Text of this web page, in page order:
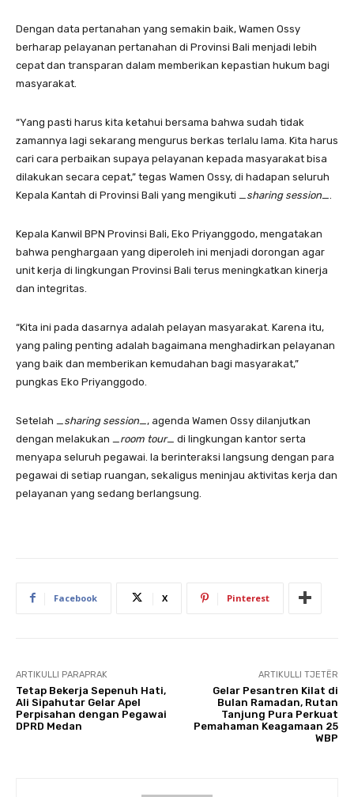
Dengan data pertanahan yang semakin baik, Wamen Ossy
berharap pelayanan pertanahan di Provinsi Bali menjadi lebih
cepat dan transparan dalam memberikan kepastian hukum bagi
masyarakat.
“Yang pasti harus kita ketahui bersama bahwa sudah tidak
zamannya lagi sekarang mengurus berkas terlalu lama. Kita harus
cari cara perbaikan supaya pelayanan kepada masyarakat bisa
dilakukan secara cepat,” tegas Wamen Ossy, di hadapan seluruh
Kepala Kantah di Provinsi Bali yang mengikuti _ sharing session
Kepala Kanwil BPN Provinsi Bali, Eko Priyanggodo, mengatakan
bahwa penghargaan yang diperoleh ini menjadi dorongan agar
unit kerja di lingkungan Provinsi Bali terus meningkatkan kinerja
dan integritas.
“Kita ini pada dasarnya adalah pelayan masyarakat. Karena itu,
yang paling penting adalah bagaimana menghadirkan pelayanan
yang baik dan memberikan kemudahan bagi masyarakat,”
pungkas Eko Priyanggodo.
Setelah _ sharing session _, agenda Wamen Ossy dilanjutkan
dengan melakukan _ room tour_ di lingkungan kantor serta
menyapa seluruh pegawai. Ia berinteraksi langsung dengan para
pegawai di setiap ruangan, sekaligus meninjau aktivitas kerja dan
pelayanan yang sedang berlangsung.
Facebook X Pinterest
ARTIKULLI PARAPRAK
Tetap Bekerja Sepenuh Hati,
Ali Sipahutar Gelar Apel
Perpisahan dengan Pegawai
DPRD Medan
ARTIKULLI TJETËR
Gelar Pesantren Kilat di
Bulan Ramadan, Rutan
Tanjung Pura Perkuat
Pemahaman Keagamaan 25
WBP